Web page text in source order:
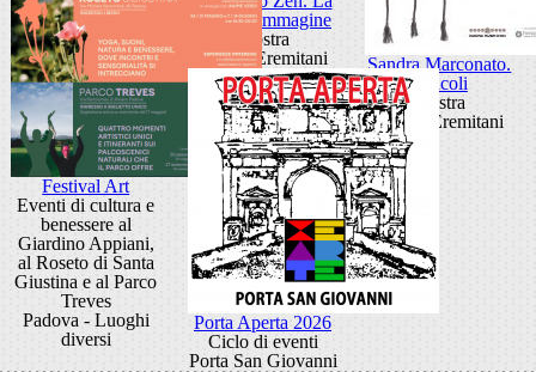
luce fa l'immagine
Mostra
Museo Eremitani
Sandra Marconato.
Oracoli
Mostra
Museo Eremitani
Festival Art
Eventi di cultura e
benessere al
Giardino Appiani,
al Roseto di Santa
Giustina e al Parco
Treves
Padova - Luoghi
diversi
Porta Aperta 2026
Ciclo di eventi
Porta San Giovanni